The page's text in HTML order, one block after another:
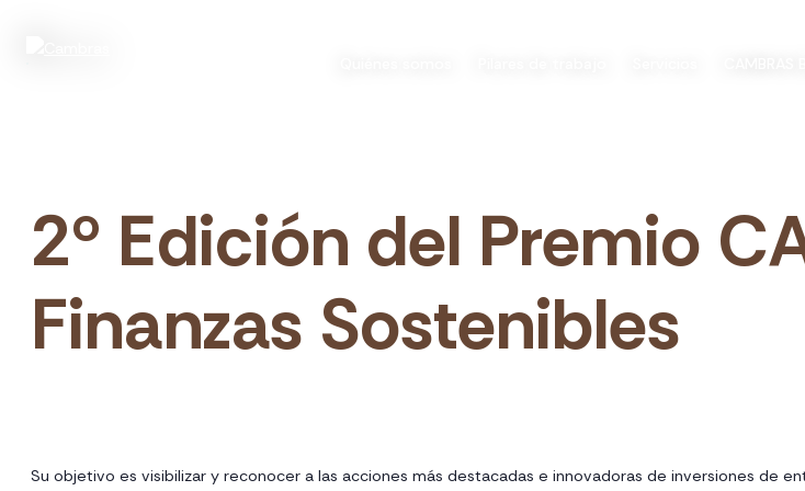
2º Edición del Premio
Finanzas Sostenibles
Su objetivo es visibilizar y reconocer a las acciones más destacadas e innovadoras de inversiones de